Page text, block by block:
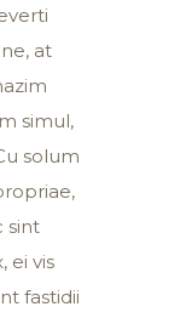
at
simul,
solum
sint
ei vis
fastidii